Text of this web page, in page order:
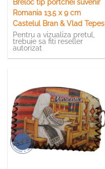
Breloc tip portchei suvenir
Romania 13.5 x 9 cm
Castelul Bran & Vlad Tepes
Pentru a vizualiza pretul,
trebuie sa fiti reseller
autorizat